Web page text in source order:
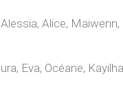
Alice,
Eva, Océane,